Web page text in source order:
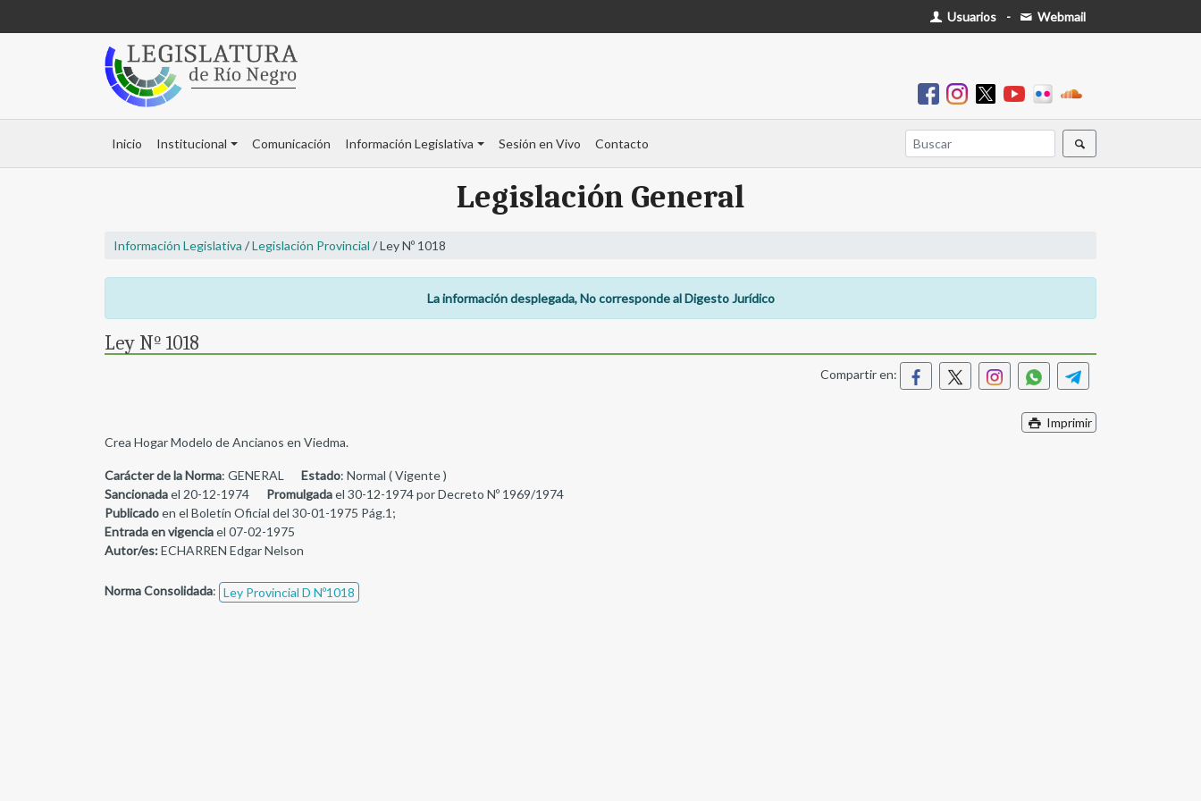
Usuarios - Webmail
Inicio Institucional Comunicación Información Legislativa Sesión en Vivo Contacto
Legislación General
Información Legislativa /Legislación Provincial / Ley Nº 1018
La información desplegada, No corresponde al Digesto Jurídico
Ley Nº 1018
Compartir en:
Imprimir
Crea Hogar Modelo de Ancianos en Viedma.
Carácter de la Norma: GENERAL Estado: Normal ( Vigente )
Sancionadael 20-12-1974 Promulgadael 30-12-1974 por Decreto Nº 1969/1974
Publicadoen el Boletín Oficial del 30-01-1975 Pág.1;
Entrada en vigenciael 07-02-1975
Autor/es:ECHARREN Edgar Nelson
Norma Consolidada: Ley Provincial D Nº1018